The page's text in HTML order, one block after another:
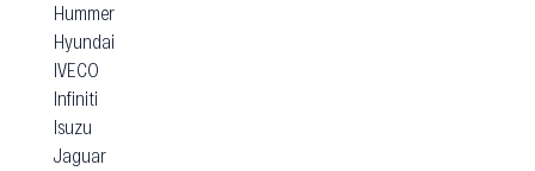
Hummer
Hyundai
IVECO
Infiniti
Isuzu
Jaguar